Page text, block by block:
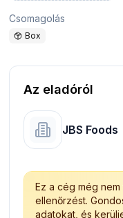
Csomagolás
Box
Az eladóról
JBS Foods
Ez a cég még
ellenőrzést.
adatokat, és